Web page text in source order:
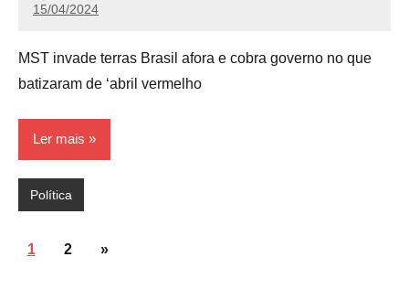
15/04/2024
Redação
MST invade terras Brasil afora e cobra governo no que
batizaram de ‘abril vermelho
Ler mais
Política
Paginação
1 2
Post
»